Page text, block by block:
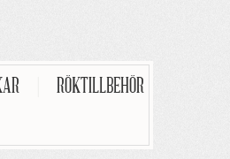
RÖKTILLBEHÖR